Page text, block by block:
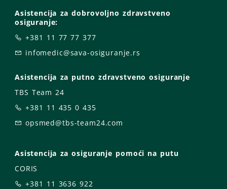
Asistencija za dobrovoljno zdravstveno
osiguranje:
+381 11 77 77 377
infomedic@sava-osiguranje.rs
Asistencija za putno zdravstveno osiguranje
TBS Team 24
+381 11 435 0 435
opsmed@tbs-team24.com
Asistencija za osiguranje pomoći na putu
CORIS
+381 11 3636 922